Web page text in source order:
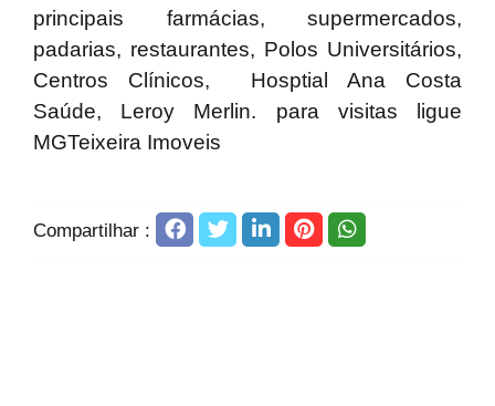
principais farmácias, supermercados,
padarias, restaurantes, Polos Universitários,
Centros Clínicos, Hosptial Ana Costa
Saúde, Leroy Merlin. para visitas ligue
MGTeixeira Imoveis
Compartilhar :